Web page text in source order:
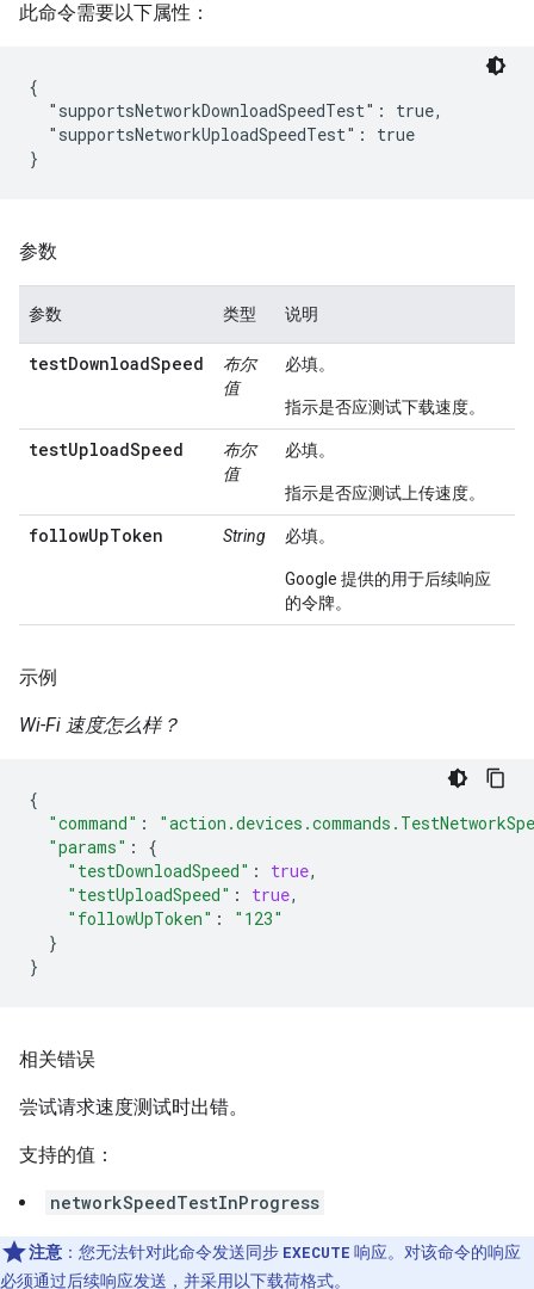
此命令需要以下属性：
{
  "supportsNetworkDownloadSpeedTest": true,
  "supportsNetworkUploadSpeedTest": true
参数
参数 类型 说明
testDownloadSpeed
布尔
值
必填。
指示是否应测试下载速度。
testUploadSpeed
布尔
值
必填。
指示是否应测试上传速度。
followUpToken String 必填。
Google 提供的用于后续响应
的令牌。
示例
Wi-Fi 速度怎么样？
{
"command" :
"params" :
{
"testDownloadSpeed" : true,
"testUploadSpeed" : true,
"followUpToken" :
"123"
}
}
相关错误
尝试请求速度测试时出错。
支持的值：
networkSpeedTestInProgress
注意 ：您无法针对此命令发送同步 EXECUTE 响应。对该命令的响应
必须通过后续响应发送，并采用以下载荷格式。